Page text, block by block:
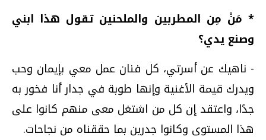
* مَنْ مِن المطربين والملحنين تقول هذا ابني
وصنع يدي؟
- ناهيك عن أسرتي، كل فنان عمل معي بإيمان وحب
ويدرك قيمة الأغنية وإنها طوبة في جدار أنا فخور به
جدًا، واعتقد إن كل من اشتغل معى منهم كانوا على
هذا المستوى وكانوا جدرين بما حققناه من نجاحات.